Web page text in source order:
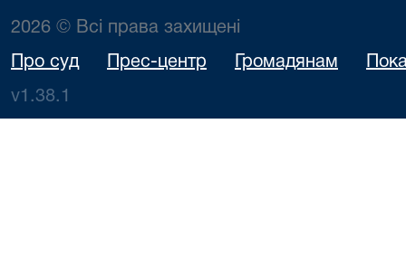
2026 © Всі права захищені
Про суд Прес-центр Громадянам
v1.38.1